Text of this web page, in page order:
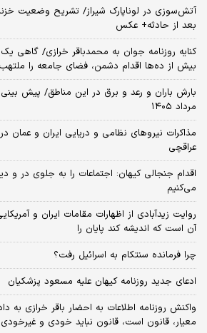
آتش‌سوزی در لوناپارک شیراز/ تشریح وضعیت
بعد از حادثه+ عکس
کنایه روزنامه جوان به محمدباقر خرازی/ گاهی
بیش از ده‌ها اقدام دشمن، فضای جامعه را
مرداد ۱۴۰۵
مذاکرات نیروهای نظامی و دریایی ایران و عمان
عراقچی
اقدام جنجالی کیهان: اجتماعات را به جلوی در و
می‌کنیم
روایت زیدآبادی از اظهارات مقامات ایران و
آن است که اندیشه کند پایان را
چرا فرمانده سنتکام به اسرائیل رفت؟
ادعای جدید روزنامه کیهان علیه مسعود پزشکیان
واکنش روزنامه اطلاعات به احضار باقر خرازی به
معیار، قانون است، قانون نباید خودی و